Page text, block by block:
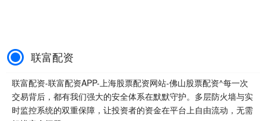
联富配资
联富配资-联富配资APP-上海股票配资网站-佛山股票配资^每一次
交易背后，都有我们强大的安全体系在默默守护。多层防火墙与实
时监控系统的双重保障，让投资者的资金在平台上自由流动，无需